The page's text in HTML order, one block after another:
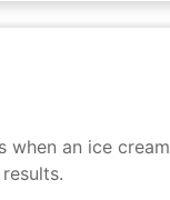
when an ice cream